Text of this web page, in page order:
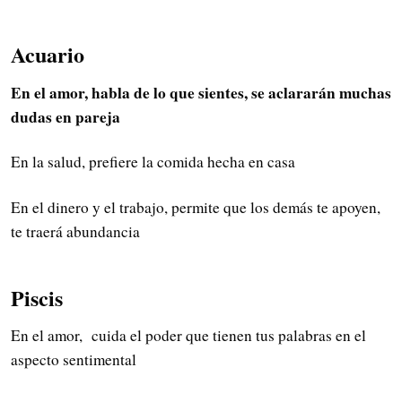
Acuario
En el amor, habla de lo que sientes, se aclararán muchas
dudas en pareja
En la salud, prefiere la comida hecha en casa
En el dinero y el trabajo, permite que los demás te apoyen,
te traerá abundancia
Piscis
En el amor, cuida el poder que tienen tus palabras en el
aspecto sentimental